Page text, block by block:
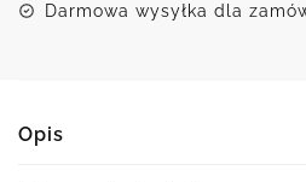
Darmowa wysyłka dla
Opis